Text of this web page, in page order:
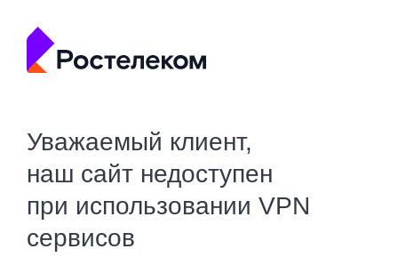
Уважаемый клиент,
наш сайт недоступен
при использовании VPN
сервисов